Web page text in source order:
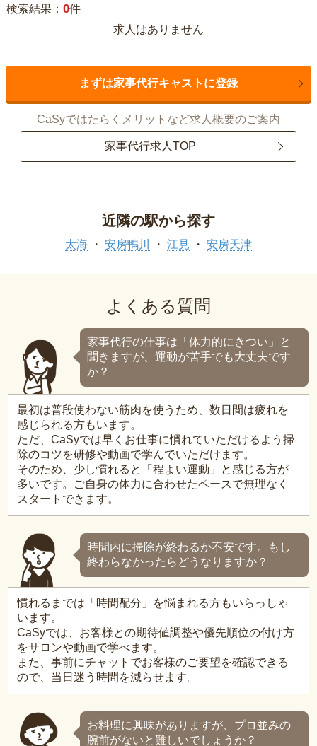
検索結果： 0件
求人はありません
まずは家事代行キャストに登録
CaSyではたらくメリットなど求人概要のご案内
家事代行求人TOP
近隣の駅から探す
太海 安房鴨川 江見 安房天津
よくある質問
家事代行の仕事は「体力的にきつい」と
聞きますが、運動が苦手でも大丈夫です
か？
最初は普段使わない筋肉を使うため、数日間は疲れを
感じられる方もいます。
ただ、CaSyでは早くお仕事に慣れていただけるよう掃
除のコツを研修や動画で学んでいただけます。
そのため、少し慣れると「程よい運動」と感じる方が
多いです。ご自身の体力に合わせたペースで無理なく
スタートできます。
時間内に掃除が終わるか不安です。もし
終わらなかったらどうなりますか？
慣れるまでは「時間配分」を悩まれる方もいらっしゃ
います。
CaSyでは、お客様との期待値調整や優先順位の付け方
をサロンや動画で学べます。
また、事前にチャットでお客様のご要望を確認できる
ので、当日迷う時間を減らせます。
お料理に興味がありますが、プロ並みの
腕前がないと難しいでしょうか？